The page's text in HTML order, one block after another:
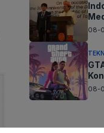
08-
08-